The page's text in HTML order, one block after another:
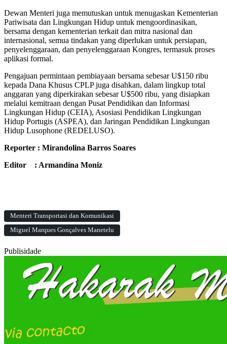
Dewan Menteri juga memutuskan untuk menugaskan Kementerian
Pariwisata dan Lingkungan Hidup untuk mengoordinasikan,
bersama dengan kementerian terkait dan mitra nasional dan
internasional, semua tindakan yang diperlukan untuk persiapan,
penyelenggaraan, dan penyelenggaraan Kongres, termasuk proses
aplikasi formal.
Pengajuan permintaan pembiayaan bersama sebesar U$150 ribu
kepada Dana Khusus CPLP juga disahkan, dalam lingkup total
anggaran yang diperkirakan sebesar U$500 ribu, yang disiapkan
melalui kemitraan dengan Pusat Pendidikan dan Informasi
Lingkungan Hidup (CEIA), Asosiasi Pendidikan Lingkungan
Hidup Portugis (ASPEA), dan Jaringan Pendidikan Lingkungan
Hidup Lusophone (REDELUSO).
Reporter : Mirandolina Barros Soares
Editor : Armandina Moniz
Menteri Transportasi dan Komunikasi
Miguel Marques Gonçalves Manetelu
Publisidade